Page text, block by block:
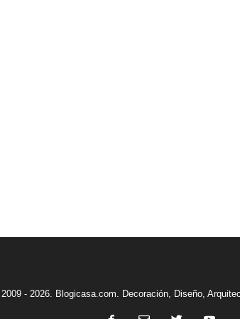
- 2026. Blogicasa.com. Decoración, Diseño,